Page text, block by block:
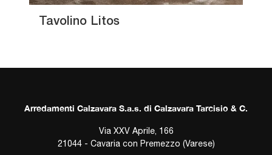
Tavolino Litos
Arredamenti Calzavara S.a.s. di Calzavara Tarcisio & C.
Via XXV Aprile, 166
21044 - Cavaria con Premezzo (Varese)